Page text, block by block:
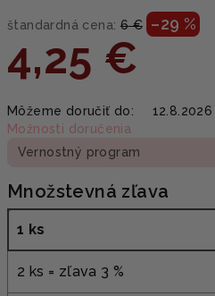
štandardná cena: 6 € –29 %
4,25 €
cena:
Môžeme doručiť do:
12.8.2026
Možnosti doručenia
Vernostný program
Množstevná zľava
1 ks
2 ks = zľava 3 %